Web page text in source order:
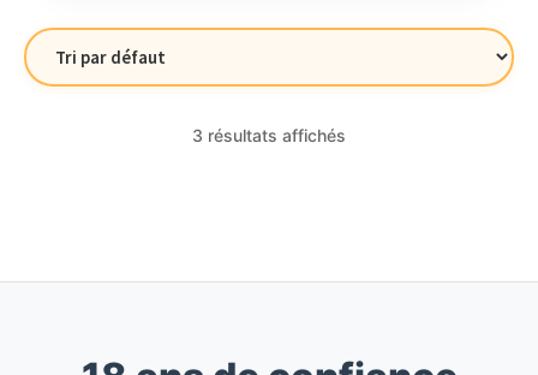
3 résultats affichés